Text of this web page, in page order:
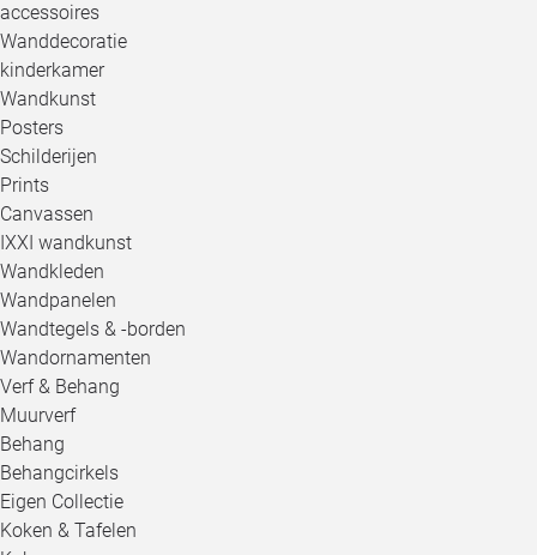
accessoires
Wanddecoratie
kinderkamer
Wandkunst
Posters
Schilderijen
Prints
Canvassen
IXXI wandkunst
Wandkleden
Wandpanelen
Wandtegels & -borden
Wandornamenten
Verf & Behang
Muurverf
Behang
Behangcirkels
Eigen Collectie
Koken & Tafelen